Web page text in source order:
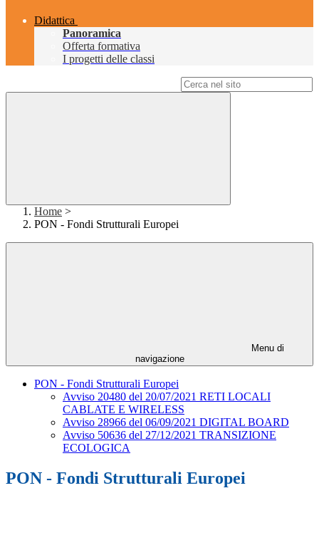
Didattica
Panoramica
Offerta formativa
I progetti delle classi
Home >
PON - Fondi Strutturali Europei
Menu di
navigazione
PON - Fondi Strutturali Europei
Avviso 20480 del 20/07/2021 RETI LOCALI
CABLATE E WIRELESS
Avviso 28966 del 06/09/2021 DIGITAL BOARD
Avviso 50636 del 27/12/2021 TRANSIZIONE
ECOLOGICA
PON - Fondi Strutturali Europei